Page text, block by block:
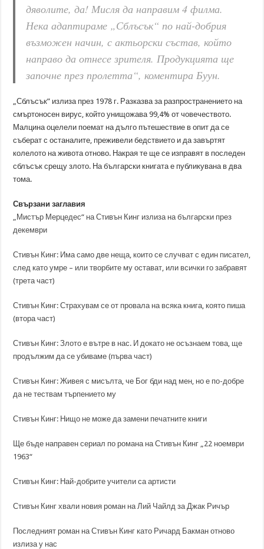
дяволите, да! Мисля да направим 4 филма.
Нека адаптираме „Сблъсък“ по най-добрия
възможен начин, с актьорски състав, който
направо да отнесе зрителя. Продукцията ще
започне през пролетта“, коментира Буун.
„Сблъсък” излиза през 1978 г. Разказва за разпространението на
смъртоносен вирус, който унищожава 99,4% от човечеството.
Малцина оцелели поемат на дълго пътешествие в опит да се
съберат с останалите, преживели бедствието и да завъртят
колелото на живота отново. Накрая те ще се изправят в последен
сблъсък срещу злото. На български книгата е публикувана в два
тома.
Свързани заглавия
„Мистър Мерцедес“ на Стивън Кинг излиза на български през
декември
Стивън Кинг: Има само две неща, които се случват с един писател,
след като умре – или творбите му остават, или всички го забравят
(трета част)
Стивън Кинг: Страхувам се от провала на всяка книга, която пиша
(втора част)
Стивън Кинг: Злото е вътре в нас. И докато не осъзнаем това, ще
продължим да се убиваме (първа част)
Стивън Кинг: Живея с мисълта, че Бог бди над мен, но е по-добре
да не тествам търпението му
Стивън Кинг: Нищо не може да замени печатните книги
Ще бъде направен сериал по романа на Стивън Кинг „22 ноември
1963“
Стивън Кинг: Най-добрите учители са артисти
Стивън Кинг хвали новия роман на Лий Чайлд за Джак Ричър
Последният роман на Стивън Кинг като Ричард Бакман отново
излиза у нас